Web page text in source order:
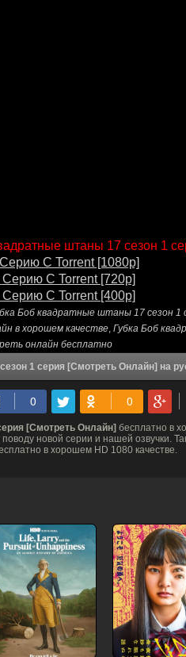
штаны 17 сезон 1
С Torrent [1080p]
Серию С Torrent [720p]
Серию С Torrent [400p]
Боб квадратные штаны 17 сезон 1
в хорошем качестве, Губка Боб
онлайн бесплатно
1 серия [Смотреть Онлайн] на
[Смотреть Онлайн] бесплатно в
новой серии и нашей озвучки.
в хорошем HD 1080 качестве.